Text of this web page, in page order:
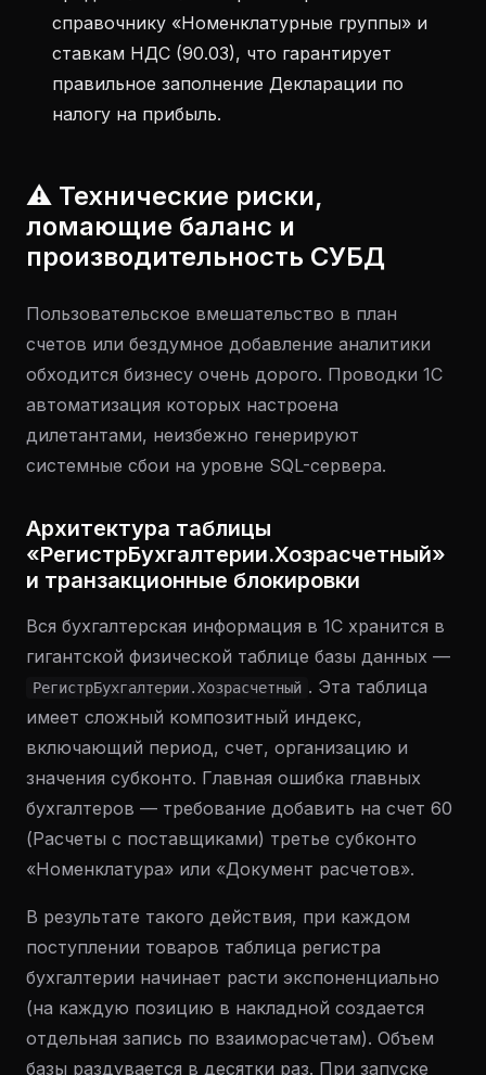
справочнику «Номенклатурные группы» и
ставкам НДС (90.03), что гарантирует
правильное заполнение Декларации по
налогу на прибыль.
⚠️ Технические риски,
ломающие баланс и
производительность СУБД
Пользовательское вмешательство в план
счетов или бездумное добавление аналитики
обходится бизнесу очень дорого. Проводки 1С
автоматизация которых настроена
дилетантами, неизбежно генерируют
системные сбои на уровне SQL-сервера.
Архитектура таблицы
«РегистрБухгалтерии.Хозрасчетный»
и транзакционные блокировки
Вся бухгалтерская информация в 1С хранится в
гигантской физической таблице базы данных —
РегистрБухгалтерии.Хозрасчетный . Эта таблица
имеет сложный композитный индекс,
включающий период, счет, организацию и
значения субконто. Главная ошибка главных
бухгалтеров — требование добавить на счет 60
(Расчеты с поставщиками) третье субконто
«Номенклатура» или «Документ расчетов».
В результате такого действия, при каждом
поступлении товаров таблица регистра
бухгалтерии начинает расти экспоненциально
(на каждую позицию в накладной создается
отдельная запись по взаиморасчетам). Объем
базы раздувается в десятки раз. При запуске